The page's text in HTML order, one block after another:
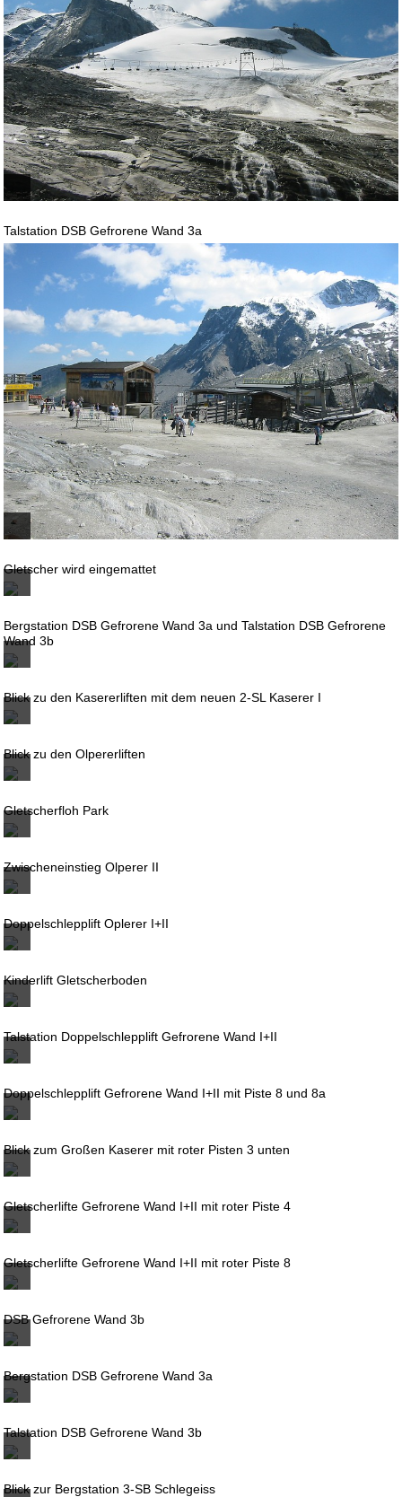
Talstation DSB Gefrorene Wand 3a
Gletscher wird eingemattet
Bergstation DSB Gefrorene Wand 3a und Talstation DSB Gefrorene
Wand 3b
Blick zu den Kasererliften mit dem neuen 2-SL Kaserer I
Blick zu den Olpererliften
Gletscherfloh Park
Zwischeneinstieg Olperer II
Doppelschlepplift Oplerer I+II
Kinderlift Gletscherboden
Talstation Doppelschlepplift Gefrorene Wand I+II
Doppelschlepplift Gefrorene Wand I+II mit Piste 8 und 8a
Blick zum Großen Kaserer mit roter Pisten 3 unten
Gletscherlifte Gefrorene Wand I+II mit roter Piste 4
Gletscherlifte Gefrorene Wand I+II mit roter Piste 8
DSB Gefrorene Wand 3b
Bergstation DSB Gefrorene Wand 3a
Talstation DSB Gefrorene Wand 3b
Blick zur Bergstation 3-SB Schlegeiss